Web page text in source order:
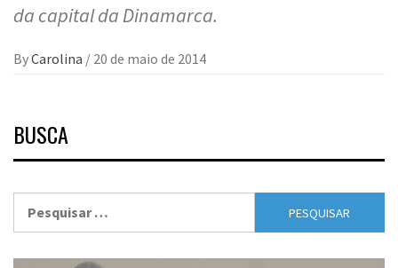
da capital da Dinamarca.
ByCarolina / 20 de maio de 2014
BUSCA